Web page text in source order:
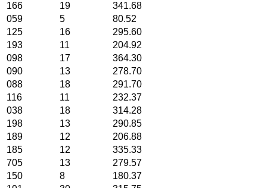
166
19
341.68
059
5
80.52
125
16
295.60
193
11
204.92
098
17
364.30
090
13
278.70
088
18
291.70
116
11
232.37
038
18
314.28
198
13
290.85
189
12
206.88
185
12
335.33
705
13
279.57
150
8
180.37